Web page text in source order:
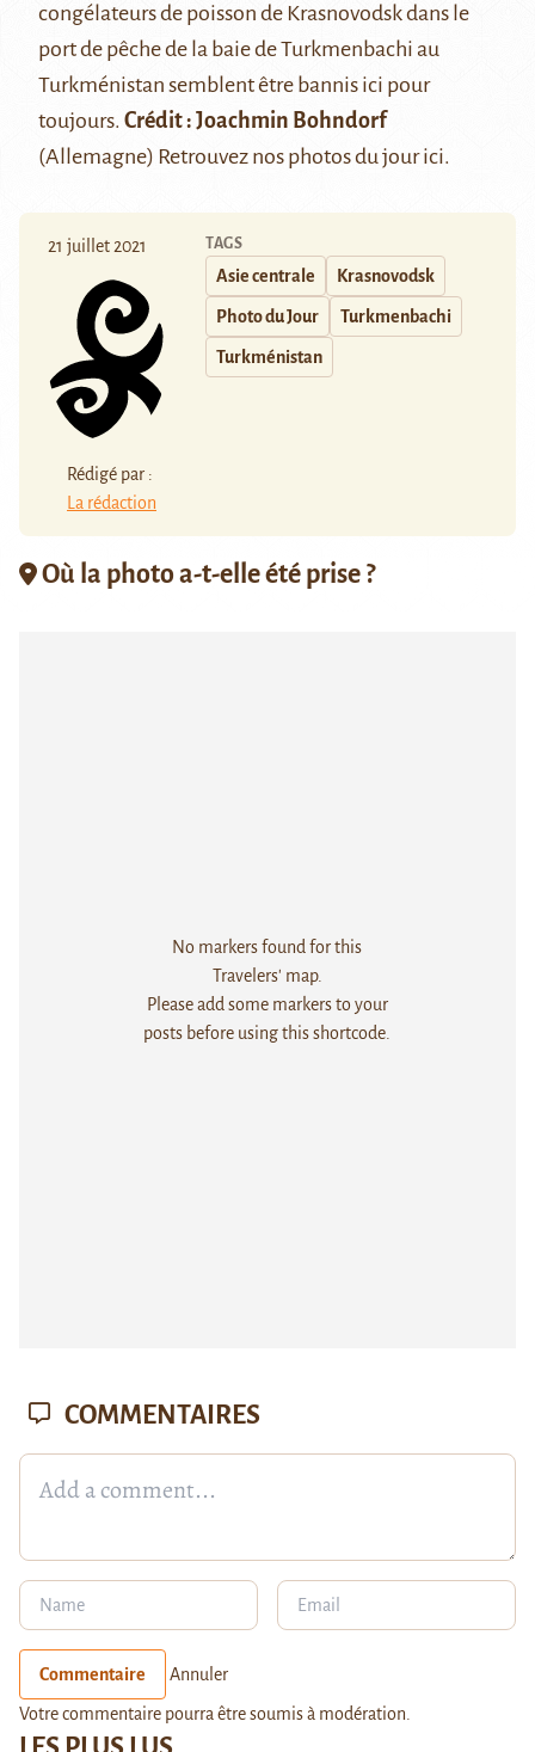
congélateurs de poisson de Krasnovodsk dans le
port de pêche de la baie deTurkmenbachi au
Turkménistan semblent être bannis ici pour
toujours. Crédit : Joachmin Bohndorf
(Allemagne) Retrouvez nos photos du jourici.
21 juillet 2021
Rédigé par :
La rédaction
TAGS
Asie centrale Krasnovodsk
Photo du Jour Turkmenbachi
Turkménistan
Où la photo a-t-elle été prise ?
No markers found for this
Travelers' map.
Please add some markers to your
posts before using this shortcode.
COMMENTAIRES
Commentaire Annuler
Votre commentaire pourra être soumis à modération.